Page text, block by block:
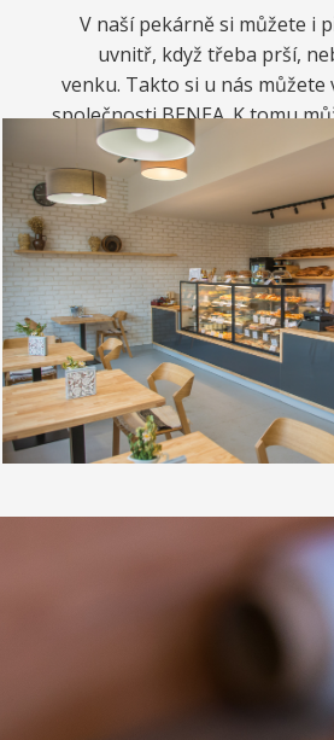
V naší pekárně si můžete i
uvnitř, když třeba prší,
venku. Takto si u nás
společnosti BENEA. K tomu
kávou. Nebo si raději dáte